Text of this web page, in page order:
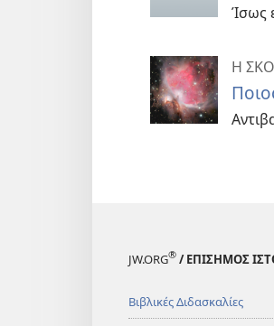
Ίσως
Η
JW.ORG® / ΕΠΙΣΗΜΟΣ
Βιβλικές Διδασκαλίες